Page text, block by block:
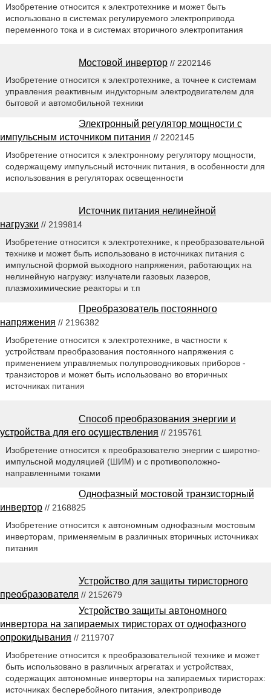
Изобретение относится к электротехнике и может быть
использовано в системах регулируемого электропривода
переменного тока и в системах вторичного электропитания
Мостовой инвертор // 2202146
Изобретение относится к электротехнике, а точнее к системам
управления реактивным индукторным электродвигателем для
бытовой и автомобильной техники
Электронный регулятор мощности с
импульсным источником питания // 2202145
Изобретение относится к электронному регулятору мощности,
содержащему импульсный источник питания, в особенности для
использования в регуляторах освещенности
Источник питания нелинейной
нагрузки // 2199814
Изобретение относится к электротехнике, к преобразовательной
технике и может быть использовано в источниках питания с
импульсной формой выходного напряжения, работающих на
нелинейную нагрузку: излучатели газовых лазеров,
плазмохимические реакторы и т.п
Преобразователь постоянного
напряжения // 2196382
Изобретение относится к электротехнике, в частности к
устройствам преобразования постоянного напряжения с
применением управляемых полупроводниковых приборов -
транзисторов и может быть использовано во вторичных
источниках питания
Способ преобразования энергии и
устройства для его осуществления // 2195761
Изобретение относится к преобразователю энергии с широтно-
импульсной модуляцией (ШИМ) и с противоположно-
направленными токами
Однофазный мостовой транзисторный
инвертор // 2168825
Изобретение относится к автономным однофазным мостовым
инверторам, применяемым в различных вторичных источниках
питания
Устройство для защиты тиристорного
преобразователя // 2152679
Устройство защиты автономного
инвертора на запираемых тиристорах от однофазного
опрокидывания // 2119707
Изобретение относится к преобразовательной технике и может
быть использовано в различных агрегатах и устройствах,
содержащих автономные инверторы на запираемых тиристорах:
источниках бесперебойного питания, электроприводе